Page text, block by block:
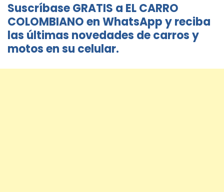
Suscríbase GRATIS a EL CARRO
COLOMBIANO en WhatsApp y reciba
las últimas novedades de carros y
motos en su celular.